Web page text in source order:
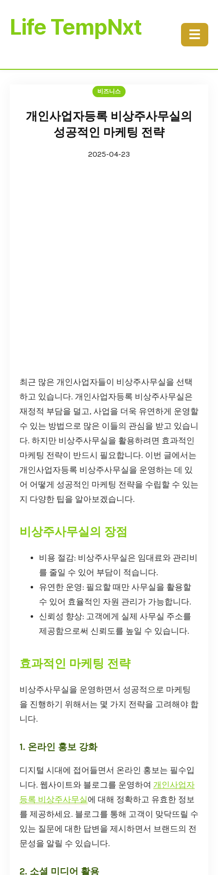
Life TempNxt ☰
비즈니스
개인사업자등록 비상주사무실의
성공적인 마케팅 전략
2025-04-23
최근 많은 개인사업자들이 비상주사무실을 선택
하고 있습니다. 개인사업자등록 비상주사무실은
재정적 부담을 덜고, 사업을 더욱 유연하게 운영할
수 있는 방법으로 많은 이들의 관심을 받고 있습니
다. 하지만 비상주사무실을 활용하려면 효과적인
마케팅 전략이 반드시 필요합니다. 이번 글에서는
개인사업자등록 비상주사무실을 운영하는 데 있
어 어떻게 성공적인 마케팅 전략을 수립할 수 있는
지 다양한 팁을 알아보겠습니다.
비상주사무실의 장점
비용 절감: 비상주사무실은 임대료와 관리비
를 줄일 수 있어 부담이 적습니다.
유연한 운영: 필요할 때만 사무실을 활용할
수 있어 효율적인 자원 관리가 가능합니다.
신뢰성 향상: 고객에게 실제 사무실 주소를
제공함으로써 신뢰도를 높일 수 있습니다.
효과적인 마케팅 전략
비상주사무실을 운영하면서 성공적으로 마케팅
을 진행하기 위해서는 몇 가지 전략을 고려해야 합
니다.
1. 온라인 홍보 강화
디지털 시대에 접어들면서 온라인 홍보는 필수입
니다. 웹사이트와 블로그를 운영하여 개인사업자
등록 비상주사무실에 대해 정확하고 유효한 정보
를 제공하세요. 블로그를 통해 고객이 맞닥뜨릴 수
있는 질문에 대한 답변을 제시하면서 브랜드의 전
문성을 알릴 수 있습니다.
2. 소셜 미디어 활용